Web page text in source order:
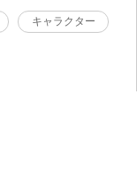
キャラクター